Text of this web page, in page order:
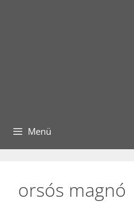
Menü
orsós magnó